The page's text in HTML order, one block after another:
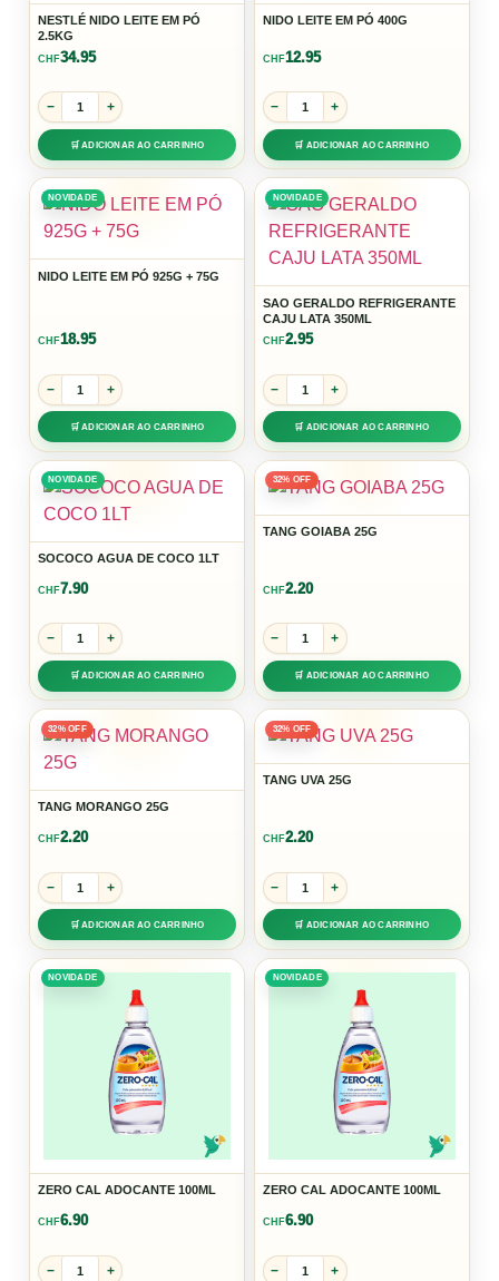
NESTLÉ NIDO LEITE EM PÓ
2.5KG
CHF34.95
− +
🛒 ADICIONAR AO CARRINHO
NIDO LEITE EM PÓ 400G
CHF12.95
− +
🛒 ADICIONAR AO CARRINHO
NOVIDADE
NIDO LEITE EM PÓ 925G + 75G
CHF18.95
− +
🛒 ADICIONAR AO CARRINHO
NOVIDADE
SAO GERALDO REFRIGERANTE
CAJU LATA 350ML
CHF2.95
− +
🛒 ADICIONAR AO CARRINHO
NOVIDADE
SOCOCO AGUA DE COCO 1LT
CHF7.90
− +
🛒 ADICIONAR AO CARRINHO
32% OFF
TANG GOIABA 25G
CHF2.20
− +
🛒 ADICIONAR AO CARRINHO
32% OFF
TANG MORANGO 25G
CHF2.20
− +
🛒 ADICIONAR AO CARRINHO
32% OFF
TANG UVA 25G
CHF2.20
− +
🛒 ADICIONAR AO CARRINHO
NOVIDADE
ZERO CAL ADOCANTE 100ML
CHF6.90
− +
NOVIDADE
ZERO CAL ADOCANTE 100ML
CHF6.90
− +